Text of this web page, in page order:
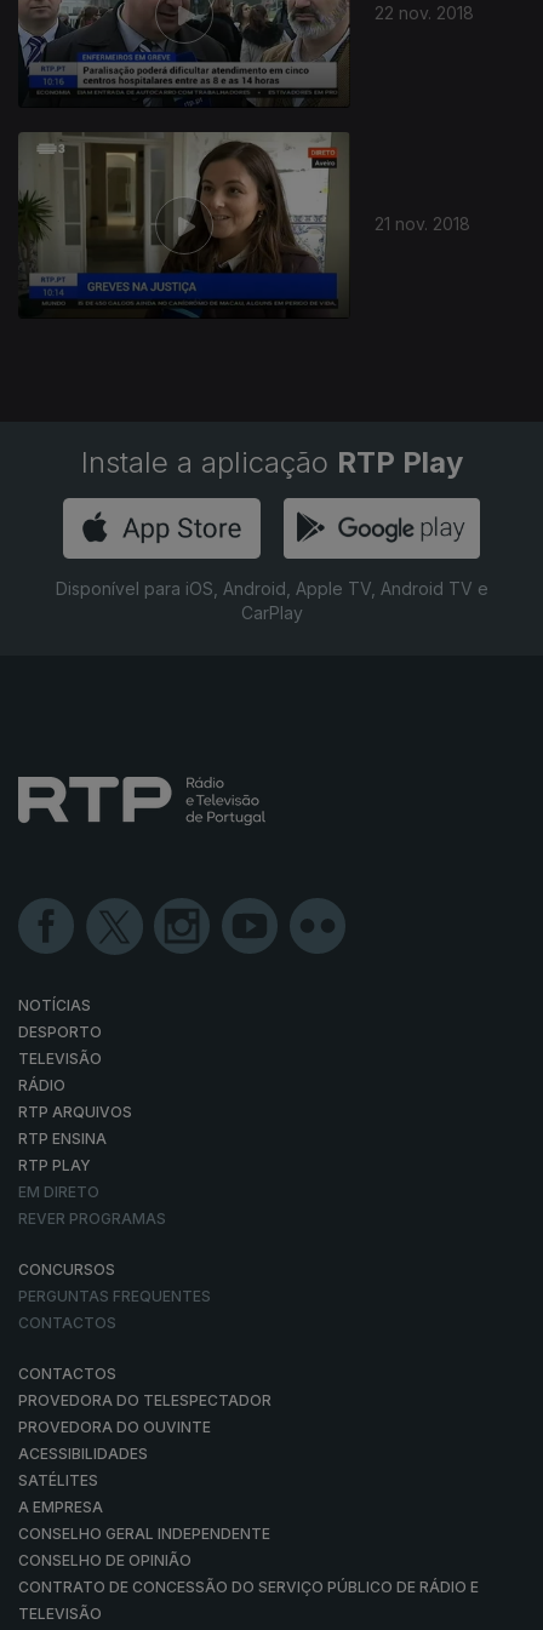
22 nov. 2018
21 nov. 2018
Instale a aplicação RTP Play
Disponível para iOS, Android, Apple TV, Android TV e
CarPlay
NOTÍCIAS
DESPORTO
TELEVISÃO
RÁDIO
RTP ARQUIVOS
RTP ENSINA
RTP PLAY
EM DIRETO
REVER PROGRAMAS
CONCURSOS
PERGUNTAS FREQUENTES
CONTACTOS
CONTACTOS
PROVEDORA DO TELESPECTADOR
PROVEDORA DO OUVINTE
ACESSIBILIDADES
SATÉLITES
A EMPRESA
CONSELHO GERAL INDEPENDENTE
CONSELHO DE OPINIÃO
CONTRATO DE CONCESSÃO DO SERVIÇO PÚBLICO DE RÁDIO E
TELEVISÃO